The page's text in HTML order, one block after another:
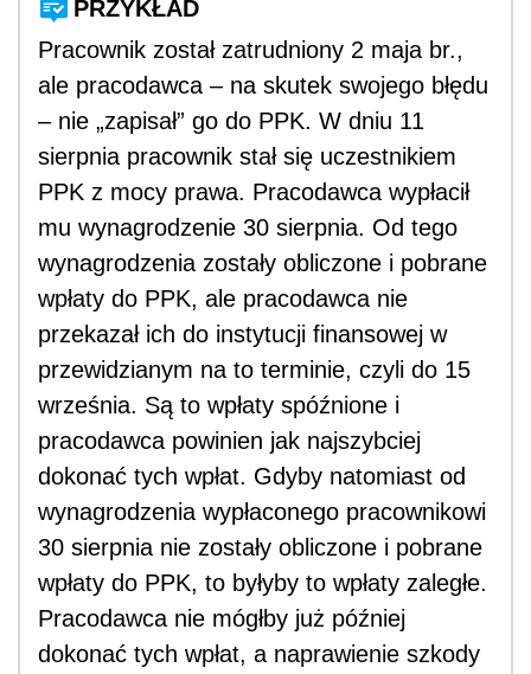
PRZYKŁAD
Pracownik został zatrudniony 2 maja br.,
ale pracodawca – na skutek swojego błędu
– nie „zapisał” go do PPK. W dniu 11
sierpnia pracownik stał się uczestnikiem
PPK z mocy prawa. Pracodawca wypłacił
mu wynagrodzenie 30 sierpnia. Od tego
wynagrodzenia zostały obliczone i pobrane
wpłaty do PPK, ale pracodawca nie
przekazał ich do instytucji finansowej w
przewidzianym na to terminie, czyli do 15
września. Są to wpłaty spóźnione i
pracodawca powinien jak najszybciej
dokonać tych wpłat. Gdyby natomiast od
wynagrodzenia wypłaconego pracownikowi
30 sierpnia nie zostały obliczone i pobrane
wpłaty do PPK, to byłyby to wpłaty zaległe.
Pracodawca nie mógłby już później
dokonać tych wpłat, a naprawienie szkody